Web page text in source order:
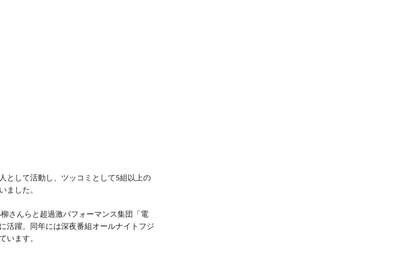
として活動し、ツッコミとして5組以上の
ました。
さんらと超過激パフォーマンス集団「電
活躍。同年には深夜番組オールナイトフジ
います。